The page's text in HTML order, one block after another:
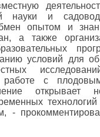
науки и
опытом и
а также
условий для
работе с
открывает
-